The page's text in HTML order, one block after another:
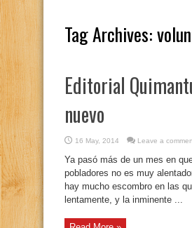
Tag Archives:
Editorial
nuevo
16 May, 2014 Leave a
Ya pasó más de un mes en
pobladores no es muy
hay mucho escombro en las
lentamente, y la inminente ...